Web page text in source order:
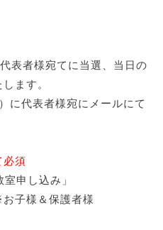
表者様宛てに当選、当日の
ます。
に代表者様宛にメールにて
須
申し込み」
子様＆保護者様